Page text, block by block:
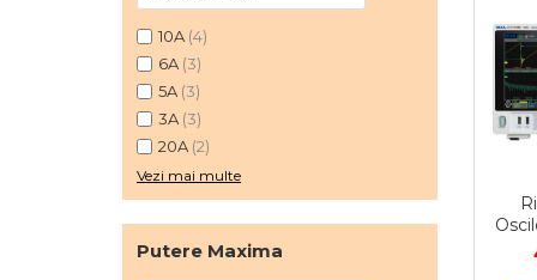
10A (4)
6A (3)
5A (3)
3A (3)
20A (2)
Vezi mai multe
Putere Maxima